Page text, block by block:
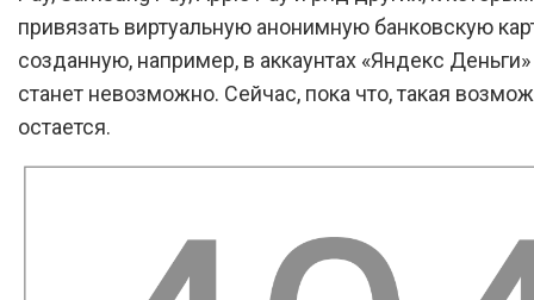
привязать виртуальную анонимную банковскую
созданную, например, в аккаунтах «Яндекс Деньги»
станет невозможно. Сейчас, пока что, такая
остается.